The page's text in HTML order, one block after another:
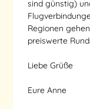
sind günstig)
Regionen
preiswerte
Liebe Grüße
Eure Anne